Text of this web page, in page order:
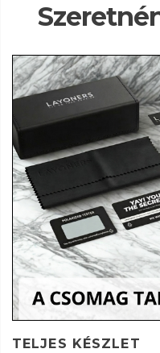
TELJES KÉSZLET